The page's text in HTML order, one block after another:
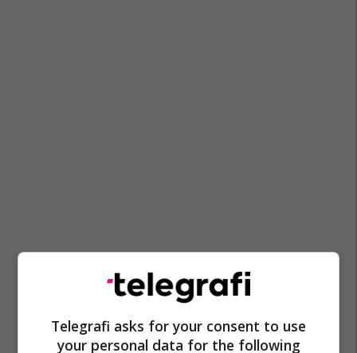
Telegrafi asks for your consent to use
your personal data for the following